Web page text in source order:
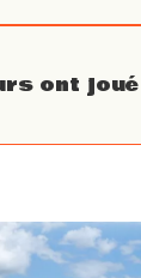
ont